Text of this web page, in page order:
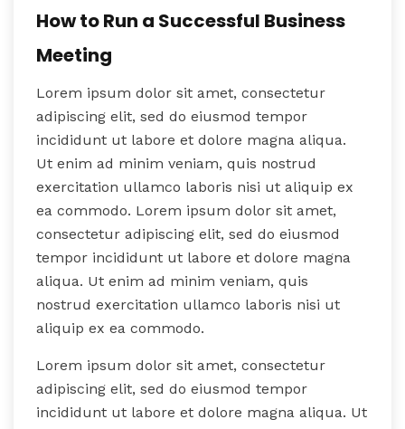
How to Run a Successful Business
Meeting
Lorem ipsum dolor sit amet, consectetur
adipiscing elit, sed do eiusmod tempor
incididunt ut labore et dolore magna aliqua.
Ut enim ad minim veniam, quis nostrud
exercitation ullamco laboris nisi ut aliquip ex
ea commodo. Lorem ipsum dolor sit amet,
consectetur adipiscing elit, sed do eiusmod
tempor incididunt ut labore et dolore magna
aliqua. Ut enim ad minim veniam, quis
nostrud exercitation ullamco laboris nisi ut
aliquip ex ea commodo.
Lorem ipsum dolor sit amet, consectetur
adipiscing elit, sed do eiusmod tempor
incididunt ut labore et dolore magna aliqua. Ut